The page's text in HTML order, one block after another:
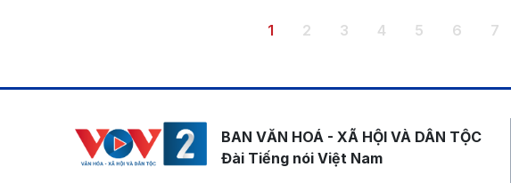
Trang hiện thời
1 Trang
2 Trang
3 Trang
4 Trang
5 Trang
6 7
BAN VĂN HOÁ - XÃ HỘI VÀ DÂN TỘC
Đài Tiếng nói Việt Nam